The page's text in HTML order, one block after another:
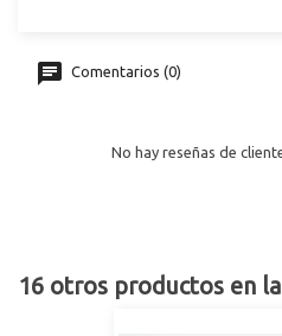
Comentarios (0)
No hay reseñas de
16 otros productos en